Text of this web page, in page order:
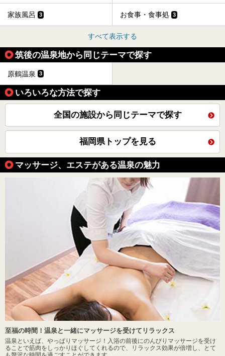
家族風呂 3 お食事・食事処 3
すべて表示する
筑後の温泉地から同じテーマで探す
原鶴温泉 3
いろいろな方法で探す
全国の施設から同じテーマで探す
福岡県トップを見る
マッサージ、エステがある温泉の魅力
至福の時間！温泉と一緒にマッサージを受けてリラックス
温泉といえば、やっぱりマッサージ！入浴の前後にのんびりマッサージを受け
ることで筋肉をしっかりほぐしてくれるので、リラックス効果が倍増し、とて